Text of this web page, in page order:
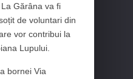
Gărâna va fi
de voluntari din
vor contribui la
Lupului.
bornei Via